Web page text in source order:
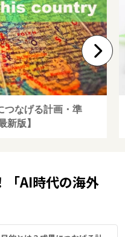
つなげる計画・準
新版】
「AI時代の海外